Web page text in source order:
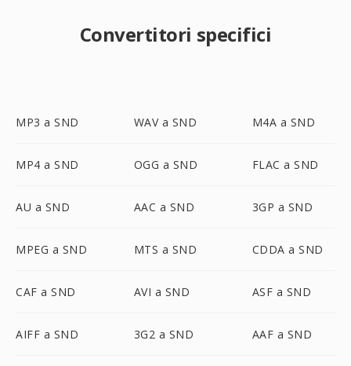
Convertitori specifici
MP3 a SND WAV a SND M4A a SND
MP4 a SND OGG a SND FLAC a SND
AU a SND AAC a SND 3GP a SND
MPEG a SND MTS a SND CDDA a SND
CAF a SND AVI a SND ASF a SND
AIFF a SND 3G2 a SND AAF a SND